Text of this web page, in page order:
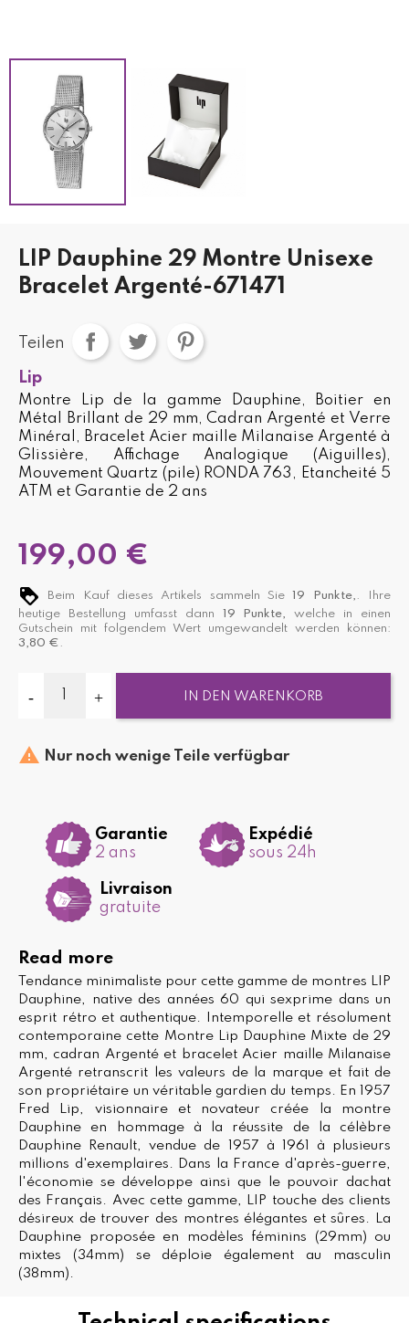
LIP Dauphine 29 Montre Unisexe
Bracelet Argenté-671471
Teilen
Lip
Montre Lip de la gamme Dauphine, Boitier en
Métal Brillant de 29 mm, Cadran Argenté et Verre
Minéral, Bracelet Acier maille Milanaise Argenté à
Glissière, Affichage Analogique (Aiguilles),
Mouvement Quartz (pile) RONDA 763, Etancheité 5
ATM et Garantie de 2 ans
199,00 €
Beim Kauf dieses Artikels sammeln Sie19 Punkte, . Ihre
heutige Bestellung umfasst dann 19 Punkte,
welche in einen
Gutschein mit folgendem Wert umgewandelt werden können:
3,80 € .
IN DEN WARENKORB
 Nur noch wenige Teile verfügbar
Garantie
2 ans
Expédié
sous 24h
Livraison
gratuite
Read more
Tendance minimaliste pour cette gamme de montres LIP
Dauphine, native des années 60 qui sexprime dans un
esprit rétro et authentique. Intemporelle et résolument
contemporaine cette Montre Lip Dauphine Mixte de 29
mm, cadran Argenté et bracelet Acier maille Milanaise
Argenté retranscrit les valeurs de la marque et fait de
son propriétaire un véritable gardien du temps. En 1957
Fred Lip, visionnaire et novateur créée la montre
Dauphine en hommage à la réussite de la célèbre
Dauphine Renault, vendue de 1957 à 1961 à plusieurs
millions d'exemplaires. Dans la France d'après-guerre,
l'économie se développe ainsi que le pouvoir dachat
des Français. Avec cette gamme, LIP touche des clients
désireux de trouver des montres élégantes et sûres. La
Dauphine proposée en modèles féminins (29mm) ou
mixtes (34mm) se déploie également au masculin
(38mm).